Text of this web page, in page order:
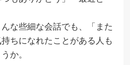
な些細な会話でも、「また
ちになれたことがある人も
か。